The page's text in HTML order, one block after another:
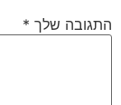
התגובה שלך *